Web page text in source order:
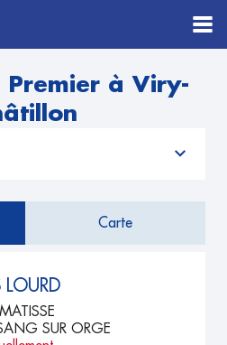
Premier à Viry-
Carte
LOURD
SUR ORGE